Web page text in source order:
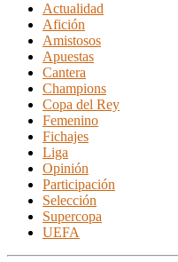
Actualidad
Afición
Amistosos
Apuestas
Cantera
Champions
Copa del Rey
Femenino
Fichajes
Liga
Opinión
Participación
Selección
Supercopa
UEFA